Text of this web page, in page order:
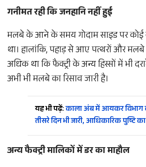
गनीमत रही कि जनहानि नहीं हुई
मलबे के आने के समय गोदाम साइड पर कोई
था। हालांकि, पहाड़ से आए पत्थरों और
अधिक था कि फैक्ट्री के अन्य हिस्सों में भी
अभी भी मलबे का रिसाव जारी है।
यह भी पढ़ें:काला अंब में आयकर विभाग
तीसरे दिन भी जारी, आधिकारिक पुष्टि
अन्य फैक्ट्री मालिकों में डर का माहौल